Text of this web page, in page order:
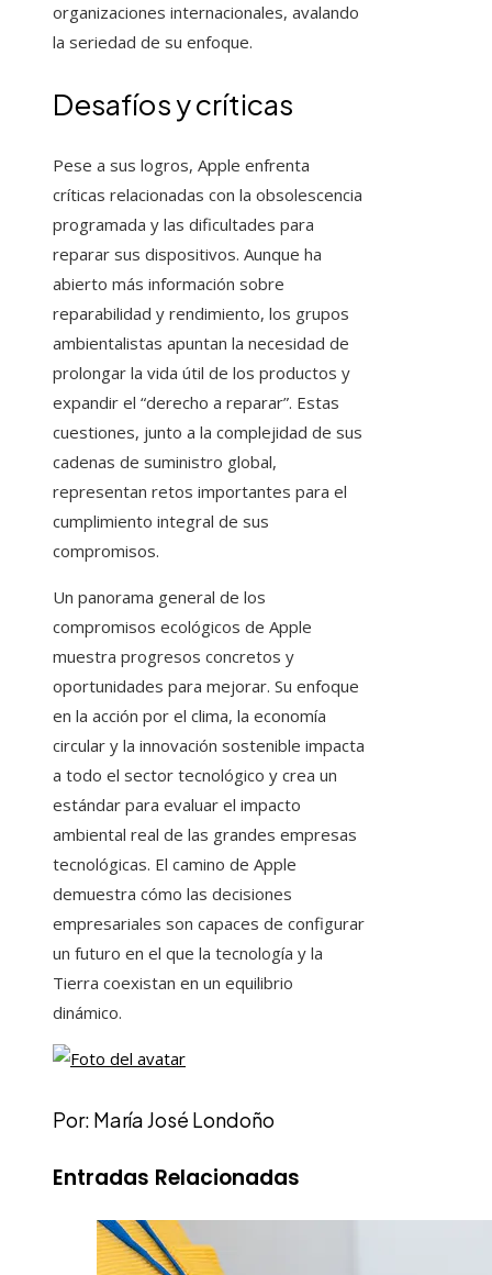
organizaciones internacionales, avalando
la seriedad de su enfoque.
Desafíos y críticas
Pese a sus logros, Apple enfrenta
críticas relacionadas con la obsolescencia
programada y las dificultades para
reparar sus dispositivos. Aunque ha
abierto más información sobre
reparabilidad y rendimiento, los grupos
ambientalistas apuntan la necesidad de
prolongar la vida útil de los productos y
expandir el “derecho a reparar”. Estas
cuestiones, junto a la complejidad de sus
cadenas de suministro global,
representan retos importantes para el
cumplimiento integral de sus
compromisos.
Un panorama general de los
compromisos ecológicos de Apple
muestra progresos concretos y
oportunidades para mejorar. Su enfoque
en la acción por el clima, la economía
circular y la innovación sostenible impacta
a todo el sector tecnológico y crea un
estándar para evaluar el impacto
ambiental real de las grandes empresas
tecnológicas. El camino de Apple
demuestra cómo las decisiones
empresariales son capaces de configurar
un futuro en el que la tecnología y la
Tierra coexistan en un equilibrio
dinámico.
Por: María José Londoño
Entradas Relacionadas